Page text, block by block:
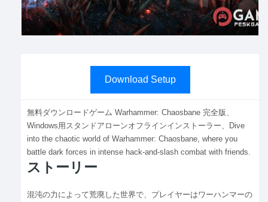
Download Setup
無料ダウンロードゲーム Warhammer: Chaosbane 完全版、
Windows用スタンドアローンオフラインインストーラー、Dive
into the chaotic world of Warhammer: Chaosbane, where you
battle dark forces in intense hack-and-slash combat with friends.
ストーリー
混沌の力によって荒廃した世界で、プレイヤーはワーハンマーの